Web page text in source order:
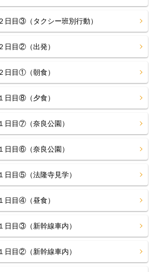
目③（タクシー班別行動）
目②（出発）
目①（朝食）
目⑧（夕食）
目⑦（奈良公園）
目⑥（奈良公園）
目⑤（法隆寺見学）
目④（昼食）
目③（新幹線車内）
目②（新幹線車内）